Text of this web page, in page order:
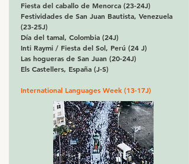
Fiesta del caballo de Menorca (23-24J)
Festividades de San Juan Bautista, Venezuela
(23-25J)
Día del tamal, Colombia (24J)
Inti Raymi / Fiesta del Sol, Perú (24 J)​
Las hogueras de San Juan (20-24J)
Els Castellers, España (J-S)
International Languages Week (13-17J)